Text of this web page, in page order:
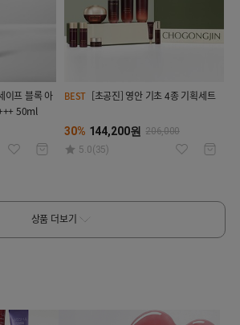
50ml
BEST [초공진] 영안 기초 4종 기획세트
30% 144,200원
206,000
5.0(35)
상품 더보기